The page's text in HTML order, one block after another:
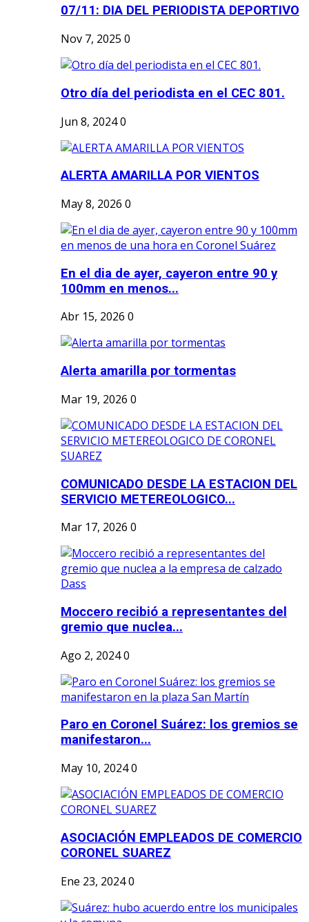
07/11: DIA DEL PERIODISTA DEPORTIVO
Nov 7, 2025 0
Otro día del periodista en el CEC 801.
Jun 8, 20240
ALERTA AMARILLA POR VIENTOS
May 8, 2026 0
En el dia de ayer, cayeron entre 90 y
100mm en menos...
Abr 15, 2026 0
Alerta amarilla por tormentas
Mar 19, 2026 0
COMUNICADO DESDE LA ESTACION DEL
SERVICIO METEREOLOGICO...
Mar 17, 2026 0
Moccero recibió a representantes del
gremio que nuclea...
Ago 2, 20240
Paro en Coronel Suárez: los gremios se
manifestaron...
May 10, 20240
ASOCIACIÓN EMPLEADOS DE COMERCIO
CORONEL SUAREZ
Ene 23, 20240